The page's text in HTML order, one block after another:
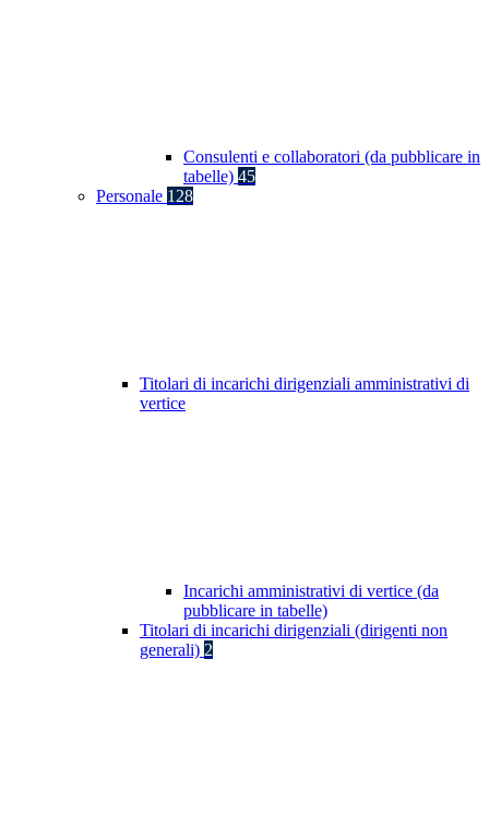
Consulenti e collaboratori (da pubblicare in
tabelle) 45
Personale 128
Titolari di incarichi dirigenziali amministrativi di
vertice
Incarichi amministrativi di vertice (da
pubblicare in tabelle)
Titolari di incarichi dirigenziali (dirigenti non
generali) 2